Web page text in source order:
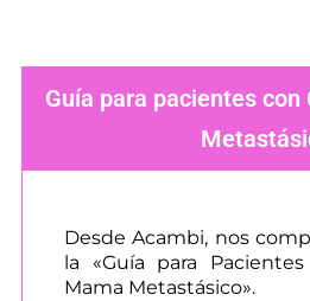
Guía para pacientes con
Desde Acambi, nos
la «Guía para
Mama Metastásico».